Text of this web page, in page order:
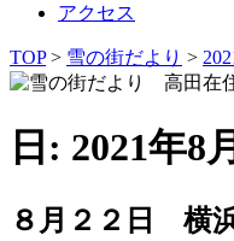
アクセス
TOP> 雪の街だより >
日: 2021年8
８月２２日 横